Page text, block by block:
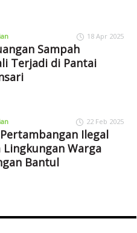
18 Apr 2025
Sampah
Terjadi di Pantai
22 Feb 2025
Ilegal
Lingkungan Warga
Bantul